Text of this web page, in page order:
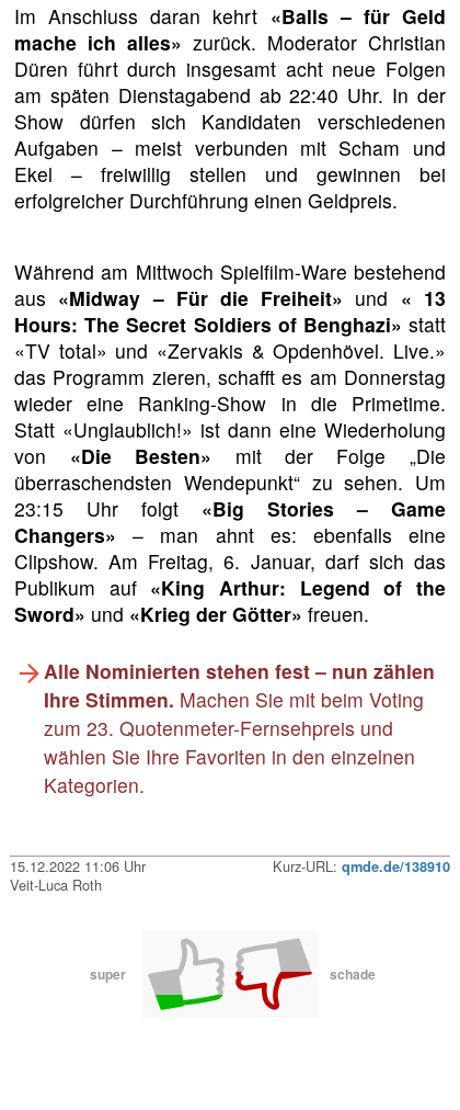
Im Anschluss daran kehrt «Balls – für Geld
mache ich alles» zurück. Moderator Christian
Düren führt durch insgesamt acht neue Folgen
am späten Dienstagabend ab 22:40 Uhr. In der
Show dürfen sich Kandidaten verschiedenen
Aufgaben – meist verbunden mit Scham und
Ekel – freiwillig stellen und gewinnen bei
erfolgreicher Durchführung einen Geldpreis.
Während am Mittwoch Spielfilm-Ware bestehend
aus «Midway – Für die Freiheit» und « 13
Hours: The Secret Soldiers of Benghazi» statt
«TV total» und «Zervakis & Opdenhövel. Live.»
das Programm zieren, schafft es am Donnerstag
wieder eine Ranking-Show in die Primetime.
Statt «Unglaublich!» ist dann eine Wiederholung
von «Die Besten» mit der Folge „Die
überraschendsten Wendepunkt“ zu sehen. Um
23:15 Uhr folgt «Big Stories – Game
Changers» – man ahnt es: ebenfalls eine
Clipshow. Am Freitag, 6. Januar, darf sich das
Publikum auf «King Arthur: Legend of the
Sword» und «Krieg der Götter» freuen.
Alle Nominierten stehen fest – nun zählen
Ihre Stimmen. Machen Sie mit beim Voting
zum 23. Quotenmeter-Fernsehpreis und
wählen Sie Ihre Favoriten in den einzelnen
Kategorien.
15.12.2022 11:06 Uhr Kurz-URL: qmde.de/138910
Veit-Luca Roth
super schade